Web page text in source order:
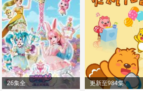
26集全 更新至984集